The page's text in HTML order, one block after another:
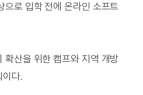
으로 입학 전에 온라인 소프트
확산을 위한 캠프와 지역 개방
이다.